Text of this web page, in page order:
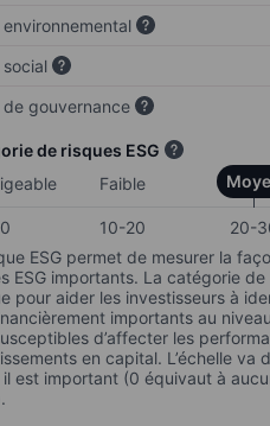
environnemental
social
de gouvernance
de risques ESG
Faible
10-20 20-
ESG permet de mesurer la
ESG importants. La catégorie
pour aider les investisseurs à
importants au
d’affecter les
en capital. L’échelle va
il est important (0 équivaut à